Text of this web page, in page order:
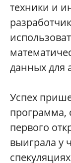
техники и
данных для
Успех
программа,
первого
выиграла у